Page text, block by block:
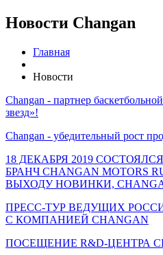
Новости Changan
Главная
Новости
Changan - партнер
звезд»!
Changan - убедительный рост
18 ДЕКАБРЯ 2019
БРАНЧ CHANGAN
ВЫХОДУ НОВИНКИ,
ПРЕСС-ТУР ВЕДУЩИХ
С КОМПАНИЕЙ CHANGAN
ПОСЕЩЕНИЕ R&D-ЦЕНТРА